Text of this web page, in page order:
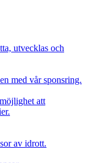
utvecklas och
med vår sponsring.
att
av idrott.